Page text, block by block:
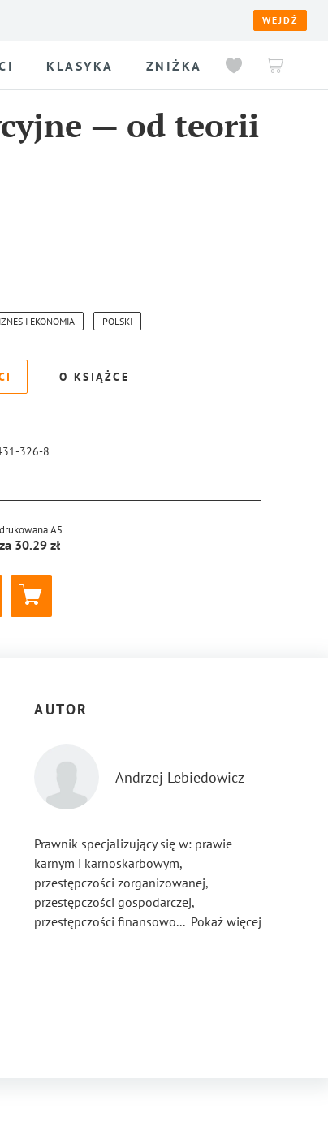
WEJDŹ
KLASYKA ZNIŻKA
— od teorii
I EKONOMIA POLSKI
O KSIĄŻCE
326-8
drukowanaA5
za 30.29
AUTOR
Andrzej Lebiedowicz
Prawnik specjalizujący się w: prawie
karnym i karnoskarbowym,
przestępczości zorganizowanej,
przestępczości gospodarczej,
przestępczości finansowo — skarbowej,
... Pokaż więcej